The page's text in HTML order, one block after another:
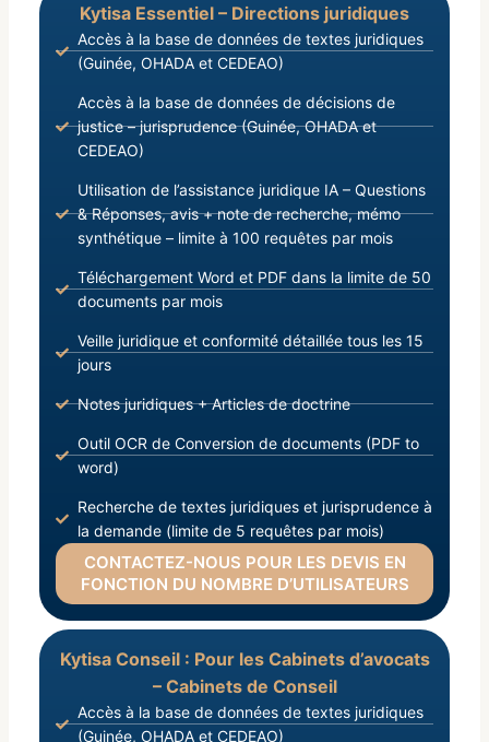
Kytisa Essentiel – Directions juridiques
Accès à la base de données de textes juridiques
(Guinée, OHADA et CEDEAO)
Accès à la base de données de décisions de
justice – jurisprudence (Guinée, OHADA et
CEDEAO)
Utilisation de l’assistance juridique IA – Questions
& Réponses, avis + note de recherche, mémo
synthétique – limite à 100 requêtes par mois
Téléchargement Word et PDF dans la limite de 50
documents par mois
Veille juridique et conformité détaillée tous les 15
jours
Notes juridiques + Articles de doctrine
Outil OCR de Conversion de documents (PDF to
word)
Recherche de textes juridiques et jurisprudence à
la demande (limite de 5 requêtes par mois)
CONTACTEZ-NOUS POUR LES DEVIS EN
FONCTION DU NOMBRE D’UTILISATEURS
Kytisa Conseil : Pour les Cabinets d’avocats
– Cabinets de Conseil
Accès à la base de données de textes juridiques
(Guinée, OHADA et CEDEAO)